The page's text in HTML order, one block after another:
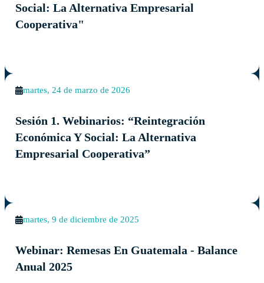
Social: La Alternativa Empresarial
Cooperativa"
martes, 24 de marzo de 2026
Sesión 1. Webinarios: “Reintegración
Económica Y Social: La Alternativa
Empresarial Cooperativa”
martes, 9 de diciembre de 2025
Webinar: Remesas En Guatemala - Balance
Anual 2025